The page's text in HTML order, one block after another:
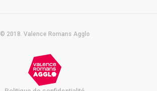
© 2018. Valence Romans Agglo